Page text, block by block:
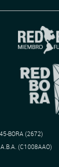
BORA (2672)
(C1008AAO)